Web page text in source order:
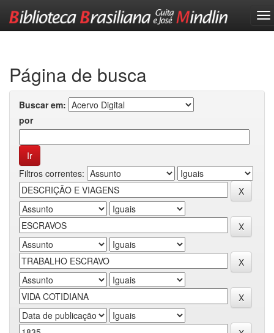
Página de busca
Buscar em:
por
Filtros correntes: